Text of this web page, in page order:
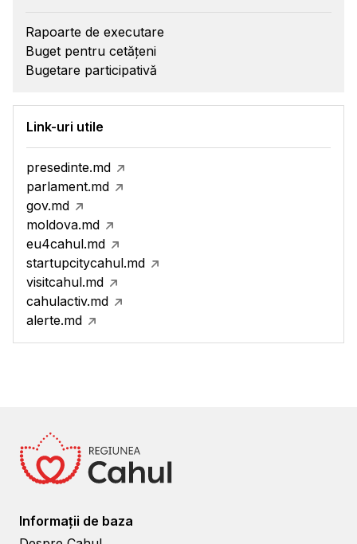
Rapoarte de executare
Buget pentru cetățeni
Bugetare participativă
Link-uri utile
presedinte.md
parlament.md
gov.md
moldova.md
eu4cahul.md
startupcitycahul.md
visitcahul.md
cahulactiv.md
alerte.md
Informații de baza